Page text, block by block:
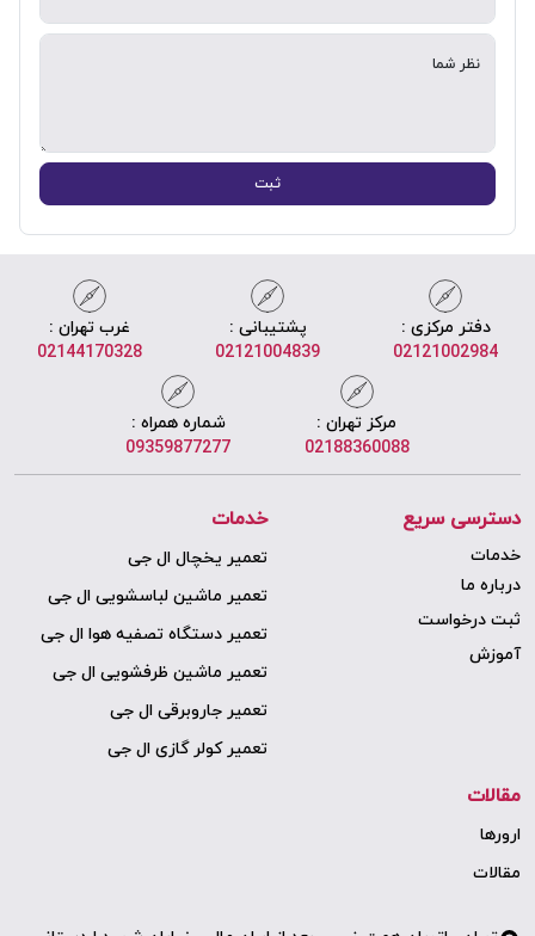
نظر شما
ثبت
دفتر مرکزی :
02121002984
پشتیبانی :
02121004839
غرب تهران :
02144170328
مرکز تهران :
02188360088
شماره همراه :
09359877277
دسترسی سریع
خدمات
درباره ما
ثبت درخواست
آموزش
خدمات
تعمیر یخچال ال جی
تعمیر ماشین لباسشویی ال جی
تعمیر دستگاه تصفیه هوا ال جی
تعمیر ماشین ظرفشویی ال جی
تعمیر جاروبرقی ال جی
تعمیر کولر گازی ال جی
مقالات
ارورها
مقالات